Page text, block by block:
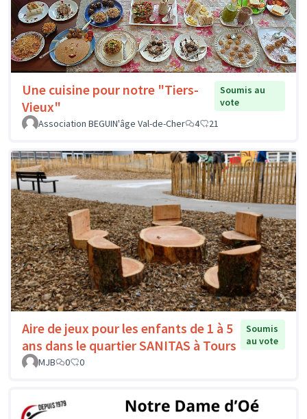
Une cuisine pour notre "Tiers-
Vieux"
Soumis au
vote
Association BEGUIN'âge Val-de-Cher
4 21
Aire de jeux pour les enfants de 1 à 5
ans dans le quartier SANITAS à Tours
Soumis
au vote
MJB
0 0